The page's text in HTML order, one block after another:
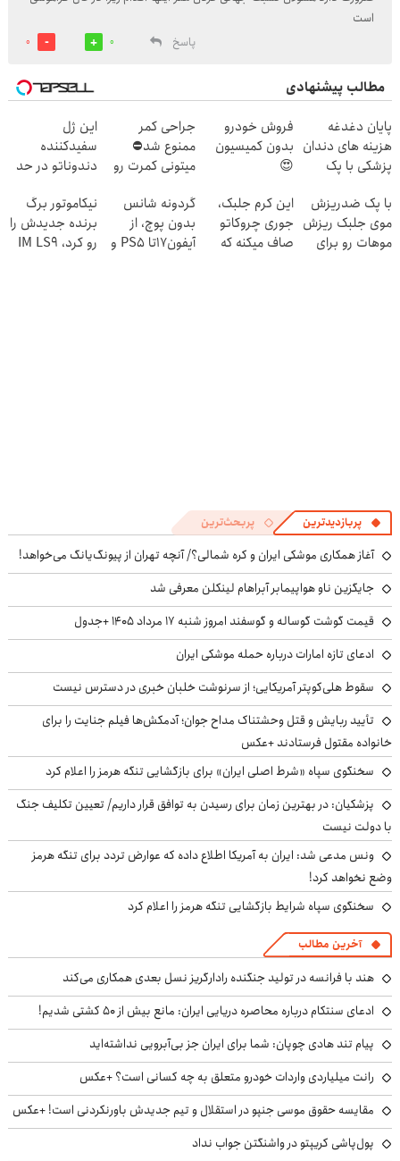
است
پاسخ
0
0
مطالب پیشنهادی
پایان دغدغه
هزینه های دندان
پزشکی با پک
خانگی
فروش خودرو
بدون کمیسیون
😍
جراحی کمر
ممنوع شد⛔
میتونی کمرت رو
کنی! 👈🏻
پرسش‌نامه
این ژل
سفیدکننده
دندوناتو در حد
میکنه
(40%تخفیف)
با پک ضدریزش
موی جلبک ریزش
موهات رو برای
این کرم جلبک،
جوری چروکاتو
صاف میکنه که
گردونه شانس
بدون پوچ، از
آیفون17تا PS5 و
نیکاموتور برگ
برنده جدیدش را
رو کرد، IM LS9
پربازدیدترین پربحث‌ترین
آغاز همکاری موشکی ایران و کره شمالی؟/ آنچه تهران از پیونگ‌یانگ می‌خواهد!
جایگزین ناو هواپیمابر آبراهام لینکلن معرفی شد
قیمت گوشت گوساله و گوسفند امروز شنبه ۱۷ مرداد ۱۴۰۵ +جدول
ادعای تازه امارات درباره حمله موشکی ایران
سقوط هلی‌کوپتر آمریکایی؛ از سرنوشت خلبان خبری در دسترس نیست
تأیید ربایش و قتل وحشتناک مداح جوان؛ آدمکش‌ها فیلم جنایت را برای
خانواده مقتول فرستادند +عکس
سخنگوی سپاه «شرط اصلی ایران» برای بازگشایی تنگه هرمز را اعلام کرد
پزشکیان‌: در بهترین زمان برای رسیدن به توافق قرار داریم/ تعیین تکلیف جنگ
با دولت نیست
ونس مدعی شد: ایران به آمریکا اطلاع داده که عوارض تردد برای تنگه هرمز
وضع نخواهد کرد!
سخنگوی سپاه شرایط بازگشایی تنگه هرمز را اعلام کرد
آخرین مطالب
هند با فرانسه در تولید جنگنده رادارگریز نسل بعدی همکاری می‌کند
ادعای سنتکام درباره محاصره دریایی ایران: مانع بیش از ۵۰ کشتی شدیم!
پیام تند هادی چوپان: شما برای ایران جز بی‌آبرویی نداشته‌اید
رانت میلیاردی واردات خودرو متعلق به چه کسانی است؟ +عکس
مقایسه حقوق موسی جنپو در استقلال و تیم جدیدش باورنکردنی است! +عکس
پول‌پاشی کریپتو در واشنگتن جواب نداد